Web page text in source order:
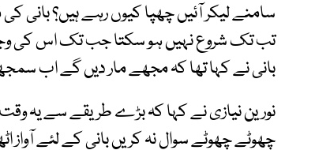
سامنے لیکر آئیں چھپا کیوں رہے ہیں؟ بانی
تب تک شروع نہیں ہو سکتا جب تک اس کی
بانی نے کہا تھا کہ مجھے مار دیں گے اب
نورین نیازی نے کہا کہ بڑے طریقے سے یہ
چھوٹے چھوٹے سوال نہ کریں بانی کے لئے آواز